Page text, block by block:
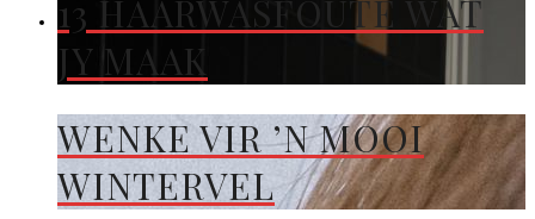
13 HAARWASFOUTE WAT
JY MAAK
WENKE VIR ’N MOOI
WINTERVEL